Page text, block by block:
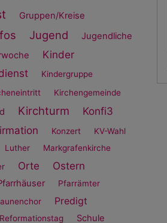
Gruppen/Kreise
Jugend Jugendliche
Kinder
Kindergruppe
Kirchengemeinde
Kirchturm Konfi3
Konzert KV-Wahl
Luther Markgrafenkirche
Orte Ostern
Pfarrämter
Predigt
Reformationstag Schule